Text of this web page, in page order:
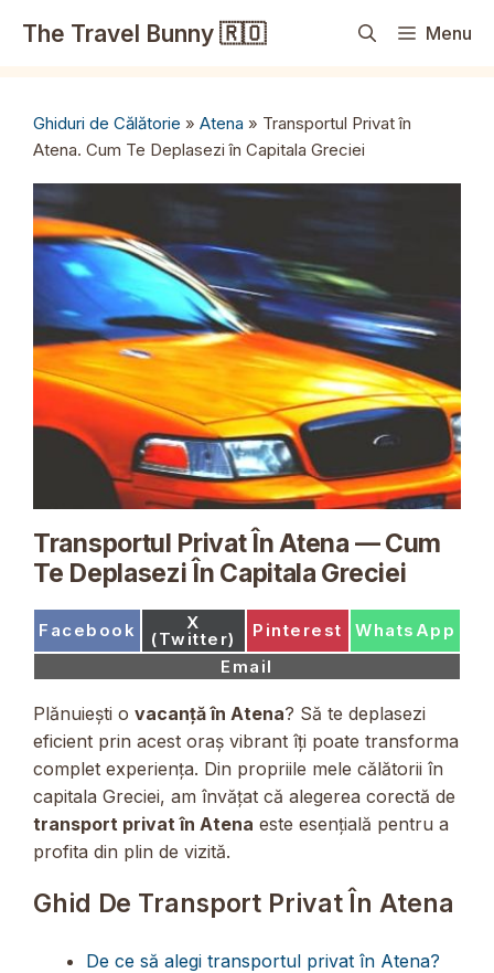
The Travel Bunny 🇷🇴 Menu
Ghiduri de Călătorie » Atena » Transportul Privat în
Atena. Cum Te Deplasezi în Capitala Greciei
Transportul Privat În Atena — Cum
Te Deplasezi În Capitala Greciei
Share
Facebook Share
on
X
(Twitter) Share
Pinterest Share
WhatsApp
Share
on
Email
Plănuiești o vacanță în Atena? Să te deplasezi
eficient prin acest oraș vibrant îți poate transforma
complet experiența. Din propriile mele călătorii în
capitala Greciei, am învățat că alegerea corectă de
transport privat în Atena este esențială pentru a
profita din plin de vizită.
Ghid De Transport Privat În Atena
De ce să alegi transportul privat în Atena?